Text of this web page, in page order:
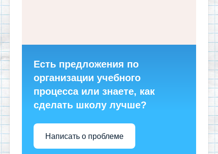
Есть предложения по
организации учебного
процесса или знаете, как
сделать школу лучше?
Написать о проблеме